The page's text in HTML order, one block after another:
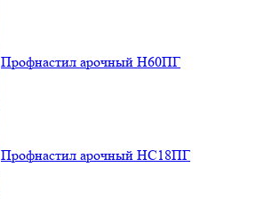
Профнастил арочный Н60ПГ
Профнастил арочный НС18ПГ